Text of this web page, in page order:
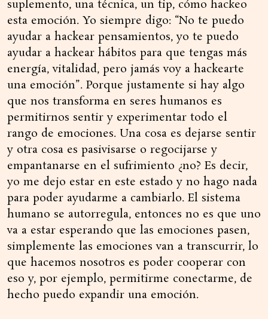
suplemento, una técnica, un tip, cómo hackeo
esta emoción. Yo siempre digo: “No te puedo
ayudar a hackear pensamientos, yo te puedo
ayudar a hackear hábitos para que tengas más
energía, vitalidad, pero jamás voy a hackearte
una emoción”. Porque justamente si hay algo
que nos transforma en seres humanos es
permitirnos sentir y experimentar todo el
rango de emociones. Una cosa es dejarse sentir
y otra cosa es pasivisarse o regocijarse y
empantanarse en el sufrimiento ¿no? Es decir,
yo me dejo estar en este estado y no hago nada
para poder ayudarme a cambiarlo. El sistema
humano se autorregula, entonces no es que uno
va a estar esperando que las emociones pasen,
simplemente las emociones van a transcurrir, lo
que hacemos nosotros es poder cooperar con
eso y, por ejemplo, permitirme conectarme, de
hecho puedo expandir una emoción.